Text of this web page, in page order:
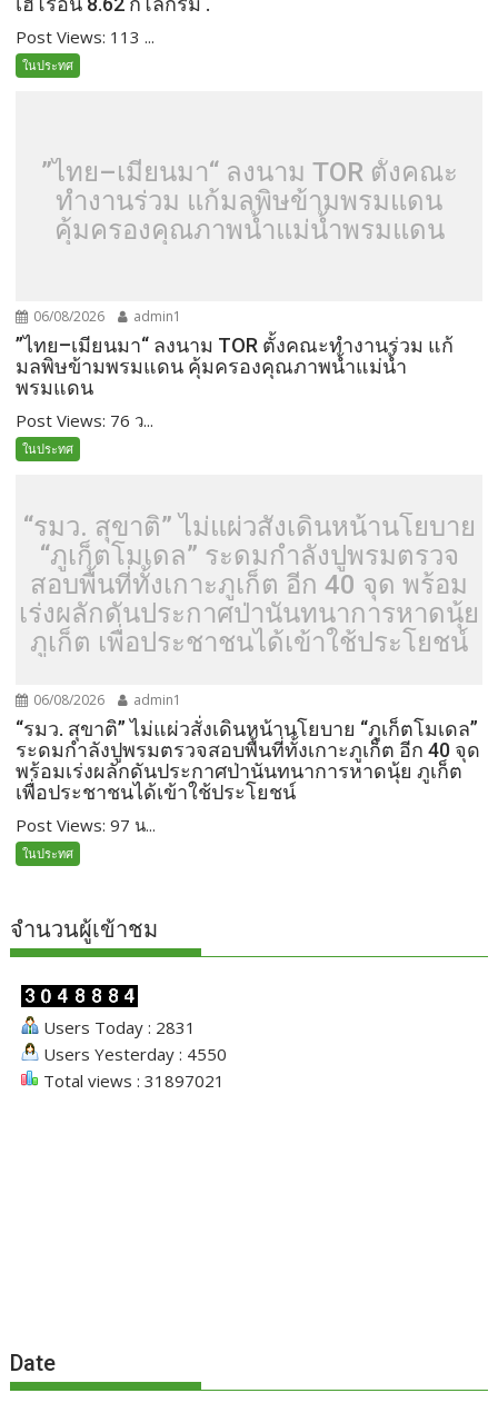
Post Views: 113 ...
ในประทศ
”ไทย–เมียนมา“ ลงนาม TOR ตั้งคณะ
ทำงานร่วม แก้มลพิษข้ามพรมแดน
คุ้มครองคุณภาพน้ำแม่น้ำพรมแดน
06/08/2026 admin1
”ไทย–เมียนมา“ ลงนาม TOR ตั้งคณะทำงานร่วม แก้
มลพิษข้ามพรมแดน คุ้มครองคุณภาพน้ำแม่น้ำ
พรมแดน
Post Views: 76 ว...
ในประทศ
“รมว. สุขาติ” ไม่แผ่วสั่งเดินหน้านโยบาย
“ภูเก็ตโมเดล” ระดมกำลังปูพรมตรวจ
สอบพื้นที่ทั้งเกาะภูเก็ต อีก 40 จุด พร้อม
เร่งผลักดันประกาศป่านันทนาการหาดนุ้ย
ภูเก็ต เพื่อประชาชนได้เข้าใช้ประโยชน์
06/08/2026 admin1
“รมว. สุขาติ” ไม่แผ่วสั่งเดินหน้านโยบาย “ภูเก็ตโมเดล”
ระดมกำลังปูพรมตรวจสอบพื้นที่ทั้งเกาะภูเก็ต อีก 40 จุด
พร้อมเร่งผลักดันประกาศป่านันทนาการหาดนุ้ย ภูเก็ต
เพื่อประชาชนได้เข้าใช้ประโยชน์
Post Views: 97 น...
ในประทศ
จำนวนผู้เข้าชม
Users Today : 2831
Users Yesterday : 4550
Total views : 31897021
Date